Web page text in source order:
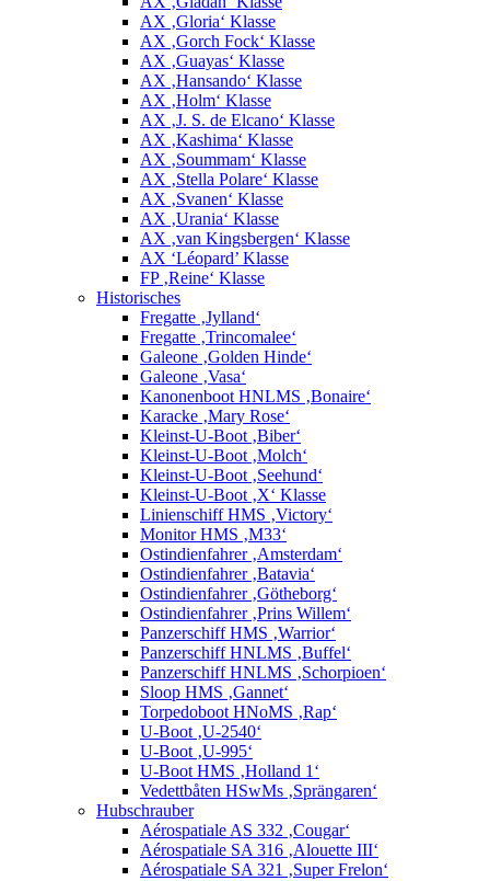
AX ‚Gloria‘ Klasse
AX ‚Gorch Fock‘ Klasse
AX ‚Guayas‘ Klasse
AX ‚Hansando‘ Klasse
AX ‚Holm‘ Klasse
AX ‚J. S. de Elcano‘ Klasse
AX ‚Kashima‘ Klasse
AX ‚Soummam‘ Klasse
AX ‚Stella Polare‘ Klasse
AX ‚Svanen‘ Klasse
AX ‚Urania‘ Klasse
AX ‚van Kingsbergen‘ Klasse
AX ‘Léopard’ Klasse
FP ‚Reine‘ Klasse
Historisches
Fregatte ‚Jylland‘
Fregatte ‚Trincomalee‘
Galeone ‚Golden Hinde‘
Galeone ‚Vasa‘
Kanonenboot HNLMS ‚Bonaire‘
Karacke ‚Mary Rose‘
Kleinst-U-Boot ‚Biber‘
Kleinst-U-Boot ‚Molch‘
Kleinst-U-Boot ‚Seehund‘
Kleinst-U-Boot ‚X‘ Klasse
Linienschiff HMS ‚Victory‘
Monitor HMS ‚M33‘
Ostindienfahrer ‚Amsterdam‘
Ostindienfahrer ‚Batavia‘
Ostindienfahrer ‚Götheborg‘
Ostindienfahrer ‚Prins Willem‘
Panzerschiff HMS ‚Warrior‘
Panzerschiff HNLMS ‚Buffel‘
Panzerschiff HNLMS ‚Schorpioen‘
Sloop HMS ‚Gannet‘
Torpedoboot HNoMS ‚Rap‘
U-Boot ‚U-2540‘
U-Boot ‚U-995‘
U-Boot HMS ‚Holland 1‘
Vedettbåten HSwMs ‚Sprängaren‘
Hubschrauber
Aérospatiale AS 332 ‚Cougar‘
Aérospatiale SA 316 ‚Alouette III‘
Aérospatiale SA 321 ‚Super Frelon‘